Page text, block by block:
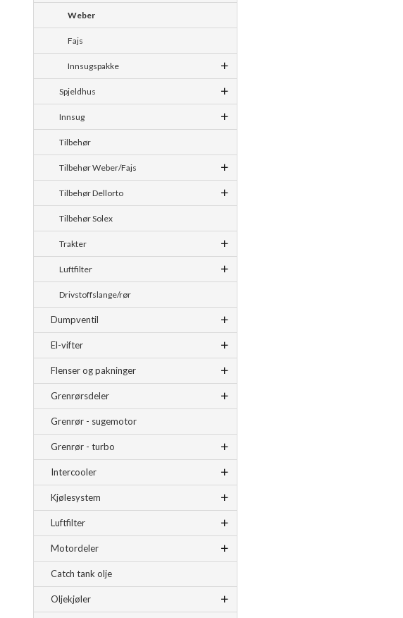
Weber
Fajs
Innsugspakke
Spjeldhus
Innsug
Tilbehør
Tilbehør Weber/Fajs
Tilbehør Dellorto
Tilbehør Solex
Trakter
Luftfilter
Drivstoffslange/rør
Dumpventil
El-vifter
Flenser og pakninger
Grenrørsdeler
Grenrør - sugemotor
Grenrør - turbo
Intercooler
Kjølesystem
Luftfilter
Motordeler
Catch tank olje
Oljekjøler